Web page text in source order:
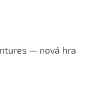
— nová hra